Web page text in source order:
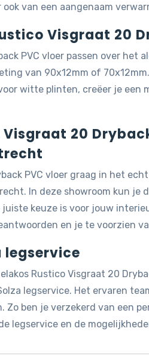
van een aangenaam
Visgraat 20
PVC vloer passen over het
van 90x12mm of
witte plinten, creëer je een
20
PVC vloer graag in het
In deze showroom kun je
keuze is voor jouw
en je te voorzien
legservice
Rustico Visgraat 20
legservice. Het ervaren
Zo ben je verzekerd van een
legservice en de